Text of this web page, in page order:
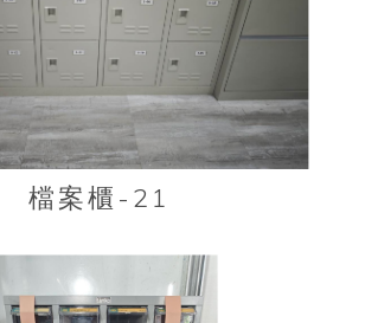
檔案櫃-21